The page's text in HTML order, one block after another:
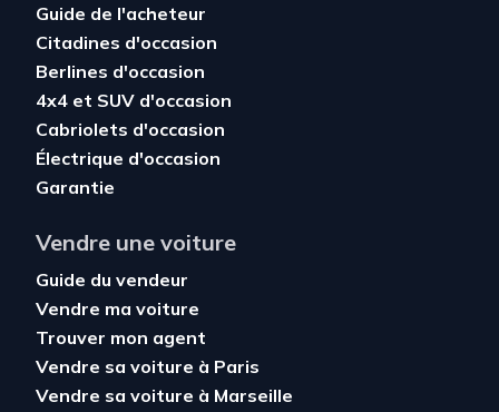
Guide de l'acheteur
Citadines d'occasion
Berlines d'occasion
4x4 et SUV d'occasion
Cabriolets d'occasion
Électrique d'occasion
Garantie
Vendre une voiture
Guide du vendeur
Vendre ma voiture
Trouver mon agent
Vendre sa voiture à Paris
Vendre sa voiture à Marseille